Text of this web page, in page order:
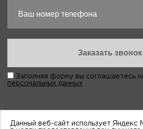
Заполняя форму вы соглашаетесь
персональных данных
Данный веб-сайт использует Яндекс